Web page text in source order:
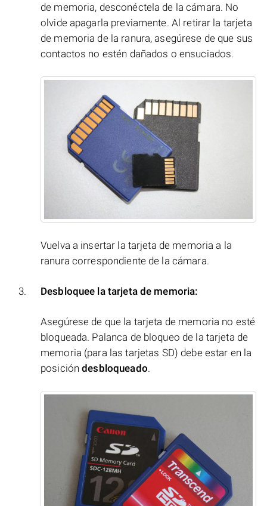
de memoria, desconéctela de la cámara. No
olvide apagarla previamente. Al retirar la tarjeta
de memoria de la ranura, asegúrese de que sus
contactos no estén dañados o ensuciados.
Vuelva a insertar la tarjeta de memoria a la
ranura correspondiente de la cámara.
Desbloquee la tarjeta de memoria:
Asegúrese de que la tarjeta de memoria no esté
bloqueada. Palanca de bloqueo de la tarjeta de
memoria (para las tarjetas SD) debe estar en la
posicióndesbloqueado.